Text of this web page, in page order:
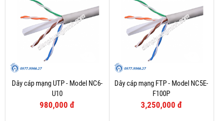
Dây cáp mạng UTP - Model NC6-
U10
980,000 đ
Dây cáp mạng FTP - Model NC5E-
F100P
3,250,000 đ